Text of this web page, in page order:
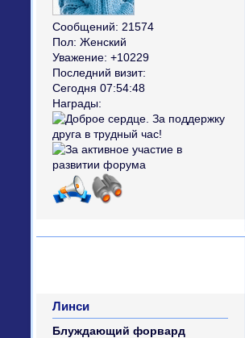
Сообщений: 21574
Пол: Женский
Уважение: +10229
Последний визит:
Сегодня 07:54:48
Награды:
Линси
Блуждающий форвард